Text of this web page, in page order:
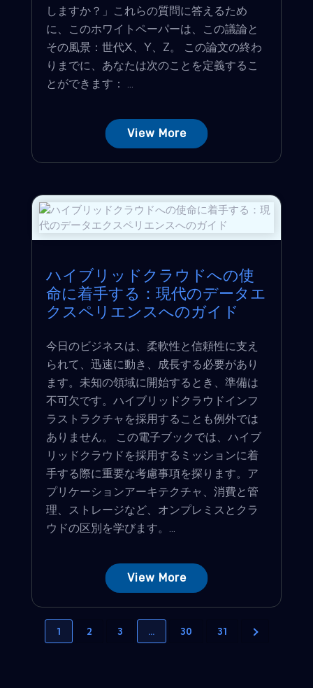
しますか？」これらの質問に答えるため
に、このホワイトペーパーは、この議論と
その風景：世代X、Y、Z。 この論文の終わ
りまでに、あなたは次のことを定義するこ
とができます： ...
View More
ハイブリッドクラウドへの使
命に着手する：現代のデータエ
クスペリエンスへのガイド
今日のビジネスは、柔軟性と信頼性に支え
られて、迅速に動き、成長する必要があり
ます。未知の領域に開始するとき、準備は
不可欠です。ハイブリッドクラウドインフ
ラストラクチャを採用することも例外では
ありません。 この電子ブックでは、ハイブ
リッドクラウドを採用するミッションに着
手する際に重要な考慮事項を探ります。ア
プリケーションアーキテクチャ、消費と管
理、ストレージなど、オンプレミスとクラ
ウドの区別を学びます。...
View More
1 2 3 … 30 31